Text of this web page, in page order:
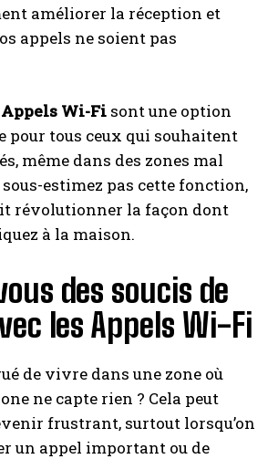
améliorer la réception et
appels ne soient pas
Appels Wi-Fi sont une option
pour tous ceux qui souhaitent
même dans des zones mal
estimez pas cette fonction,
révolutionner la façon dont
à la maison.
des soucis de
les Appels Wi-Fi
de vivre dans une zone où
ne capte rien ? Cela peut
frustrant, surtout lorsqu’on
un appel important ou de